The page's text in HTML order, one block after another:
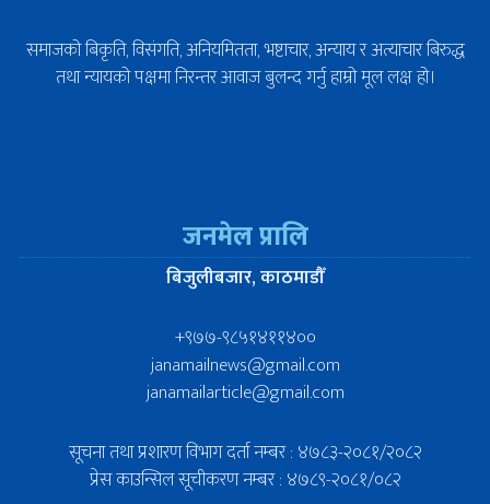
समाजको बिकृति, विसंगति, अनियमितता, भष्टाचार, अन्याय र अत्याचार बिरुद्ध
तथा न्यायको पक्षमा निरन्तर आवाज बुलन्द गर्नु हाम्रो मूल लक्ष हो।
जनमेल प्रालि
बिजुलीबजार, काठमाडौँ
+९७७-९८५१४११४००
janamailnews@gmail.com
janamailarticle@gmail.com
सूचना तथा प्रशारण विभाग दर्ता नम्बर : ४७८३-२०८१/२०८२
प्रेस काउन्सिल सूचीकरण नम्बर : ४७८९-२०८१/०८२